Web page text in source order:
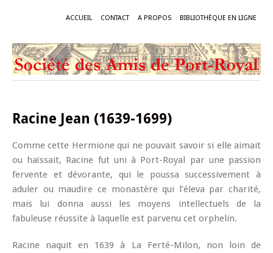
ACCUEIL CONTACT A PROPOS BIBLIOTHÈQUE EN LIGNE
Racine Jean (1639-1699)
Comme cette Hermione qui ne pouvait savoir si elle aimait
ou haïssait, Racine fut uni à Port-Royal par une passion
fervente et dévorante, qui le poussa successivement à
aduler ou maudire ce monastère qui l’éleva par charité,
mais lui donna aussi les moyens intellectuels de la
fabuleuse réussite à laquelle est parvenu cet orphelin.
Racine naquit en 1639 à La Ferté-Milon, non loin de